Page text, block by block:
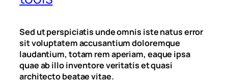
Sed ut perspiciatis unde omnis iste natus error
sit voluptatem accusantium doloremque
laudantium, totam rem aperiam, eaque ipsa
quae ab illo inventore veritatis et quasi
architecto beatae vitae.